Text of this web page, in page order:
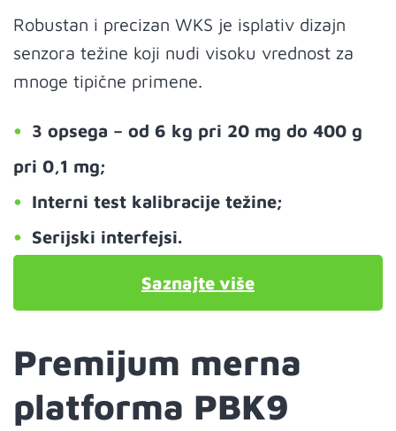
Robustan i precizan WKS je isplativ dizajn
senzora težine koji nudi visoku vrednost za
mnoge tipične primene.
3 opsega – od 6 kg pri 20 mg do 400 g
pri 0,1 mg;
Interni test kalibracije težine;
Serijski interfejsi.
Saznajte više
Premijum merna
platforma PBK9